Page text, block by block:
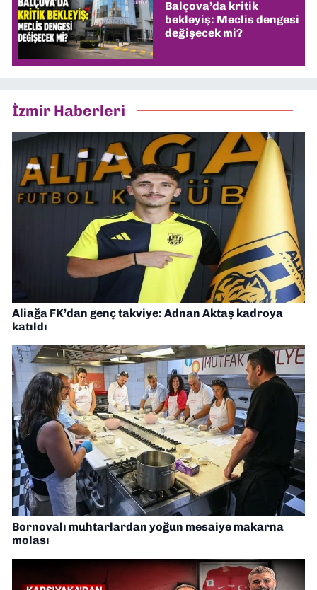
Balçova’da kritik
bekleyiş: Meclis dengesi
değişecek mi?
İzmir Haberleri
Aliağa FK’dan genç takviye: Adnan Aktaş kadroya
katıldı
Bornovalı muhtarlardan yoğun mesaiye makarna
molası